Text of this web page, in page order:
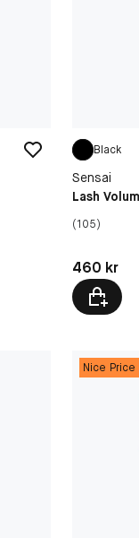
Black
Sensai
Lash
(105)
Pris: 460 kr
460 kr
Nice Price